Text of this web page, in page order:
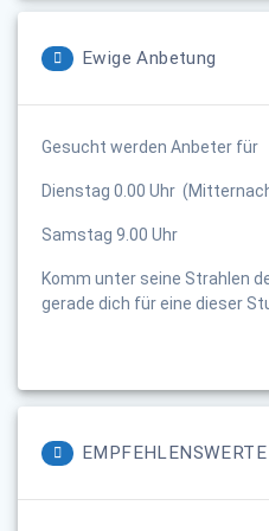
Ewige Anbetung
Gesucht werden Anbeter für
Dienstag 0.00 Uhr
Samstag 9.00 Uhr
Komm unter seine Strahlen
gerade dich für eine dieser